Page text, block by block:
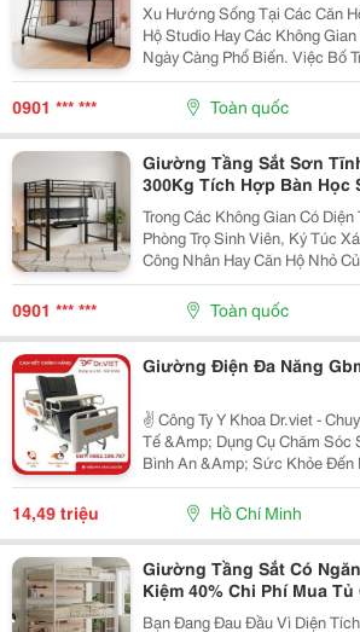
Xu Hướng Sống Tại Các Căn
Hộ Studio Hay Các Không
Ngày Càng Phổ Biến. Việc Bố
Không Gian Nghỉ Ngơi Đến
Tính Toán Kỹ Lưỡng Về Mặt
0901 *** *** Toàn quốc
Giường Tầng Sắt Sơn
300Kg Tích Hợp Bàn Học
Trong Các Không Gian Có
Phòng Trọ Sinh Viên, Ký Túc
Công Nhân Hay Căn Hộ Nhỏ
Ưu Hóa Không Gian Luôn
Việc Sử Dụng Các Mẫu
Chiếm Rất...
0901 *** *** Toàn quốc
Giường Điện Đa Năng
✌️ Công Ty Y Khoa Dr.viet -
Tế &Amp; Dụng Cụ Chăm Sóc
Bình An &Amp; Sức Khỏe Đến Mọi Nhà!
Đa Năng Cao Cấp Gia Bảo Minh
Vàng Chăm Sóc Người Bệnh
14,49 triệu Hồ Chí Minh
Giường Tầng Sắt Có
Kiệm 40% Chi Phí Mua Tủ
Bạn Đang Đau Đầu Vì Diện